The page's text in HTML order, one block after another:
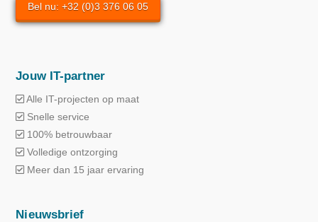
Bel nu: +32 (0)3 376 06 05
Jouw IT-partner
Alle IT-projecten op maat
Snelle service
100% betrouwbaar
Volledige ontzorging
Meer dan 15 jaar ervaring
Nieuwsbrief